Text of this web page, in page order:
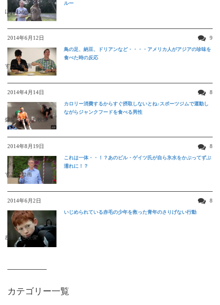
ほんわか映像
ルー
2014年6月12日 9
すごい動画
鳥の足、納豆、ドリアンなど・・・・アメリカ人がアジアの珍味を
食べた時の反応
2014年4月14日 8
爆笑おもしろ映像
カロリー消費するからすぐ摂取しないとね♪スポーツジムで運動し
ながらジャンクフードを食べる男性
2014年8月19日 8
すごい動画
これは一体・・！？あのビル・ゲイツ氏が自ら氷水をかぶってずぶ
濡れに！？
2014年6月2日 8
感動する映像
いじめられている赤毛の少年を救った青年のさりげない行動
カテゴリー一覧